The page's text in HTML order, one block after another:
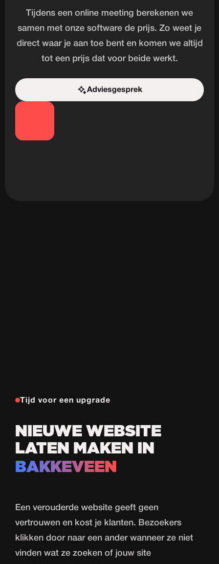
Tijdens een online meeting berekenen we
samen met onze software de prijs. Zo weet je
direct waar je aan toe bent en komen we altijd
tot een prijs dat voor beide werkt.
Adviesgesprek
Start de uitdaging
Tijd voor een upgrade
NIEUWE WEBSITE
LATEN MAKEN IN
BAKKEVEEN
Een verouderde website geeft geen
vertrouwen en kost je klanten. Bezoekers
klikken door naar een ander wanneer ze niet
vinden wat ze zoeken of jouw site